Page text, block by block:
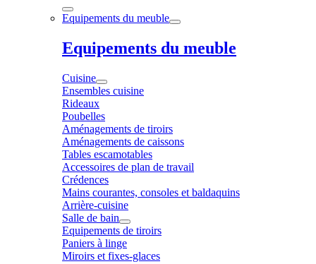
Equipements du meuble
Equipements du meuble
Cuisine
Ensembles cuisine
Rideaux
Poubelles
Aménagements de tiroirs
Aménagements de caissons
Tables escamotables
Accessoires de plan de travail
Crédences
Mains courantes, consoles et baldaquins
Arrière-cuisine
Salle de bain
Equipements de tiroirs
Paniers à linge
Miroirs et fixes-glaces